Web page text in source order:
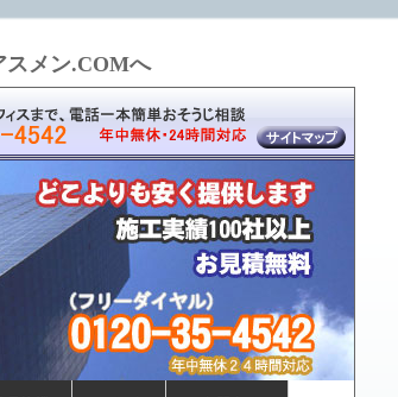
スメン.COMへ